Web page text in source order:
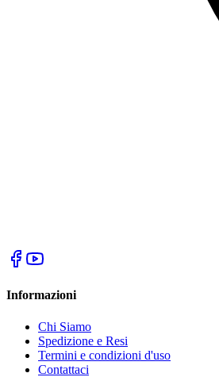
Informazioni
Chi Siamo
Spedizione e Resi
Termini e condizioni d'uso
Contattaci